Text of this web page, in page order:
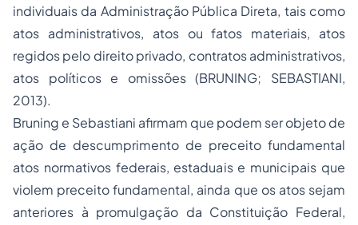
individuais da Administração Pública Direta, tais como
atos administrativos, atos ou fatos materiais, atos
regidos pelo direito privado, contratos administrativos,
atos políticos e omissões (BRUNING; SEBASTIANI,
2013).
Bruning e Sebastiani afirmam que podem ser objeto de
ação de descumprimento de preceito fundamental
atos normativos federais, estaduais e municipais que
violem preceito fundamental, ainda que os atos sejam
anteriores à promulgação da Constituição Federal,